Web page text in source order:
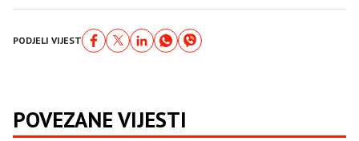
PODJELI VIJEST
POVEZANE VIJESTI